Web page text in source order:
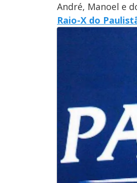
André, Manoel e
Raio-X do